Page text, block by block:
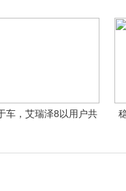
车，艾瑞泽8以用户共